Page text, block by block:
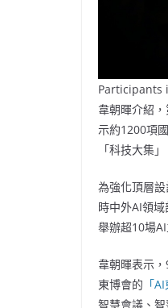
Participants
韋朝暉介紹
示約1200項
「科技大集」
為強化頂層
時中外AI領
舉辦超10場
韋朝暉表示，
東博會的 「
智慧會議、